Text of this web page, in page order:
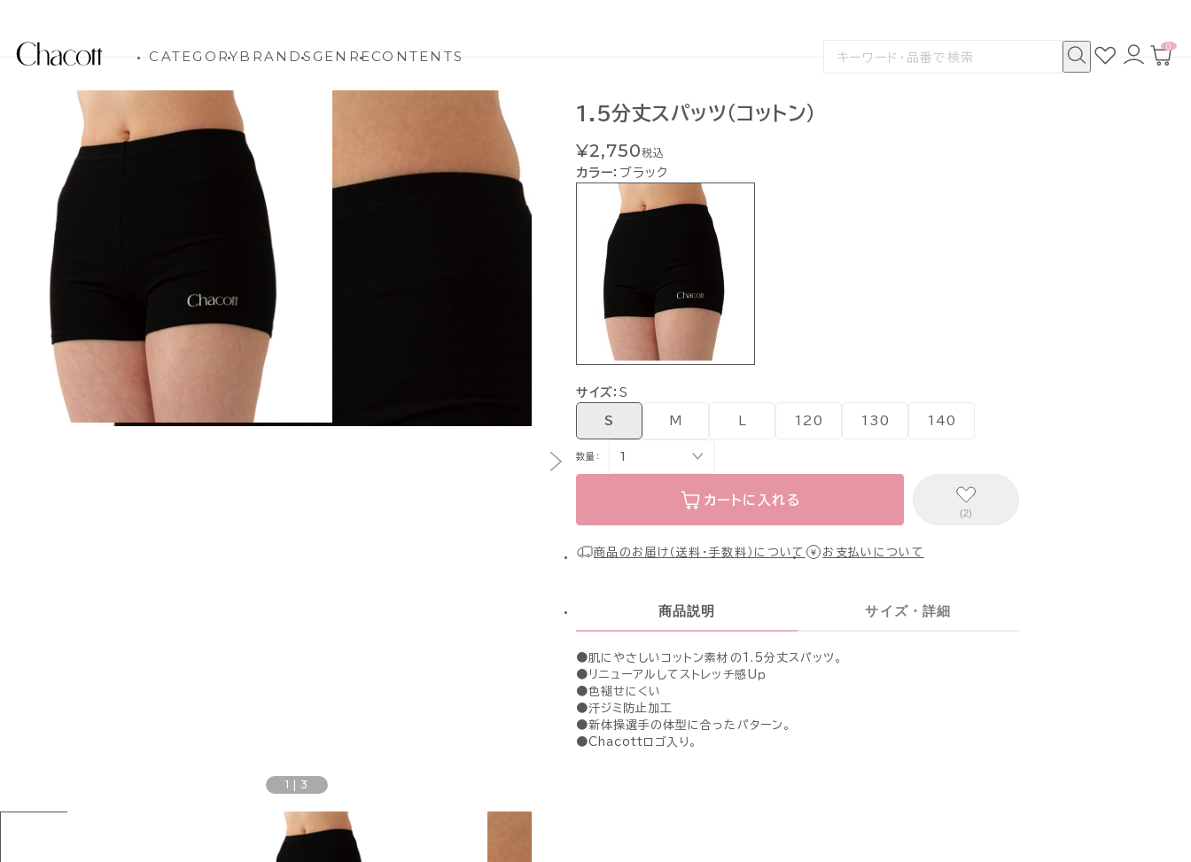
CATEGORYBRANDSGENRECONTENTS
検
お
気
ロ
グ
カ
0
1 3
1.5分丈スパッツ（コットン）
¥2,750税込
カラー： ブラック
サイズ：S
S M 120 130 140
数量：
カートに入れる
(2)
商品のお届け（送料・手数料）について お支払いについて
商品説明 サイズ・詳細
●肌にやさしいコットン素材の1.5分丈スパッツ。
●リニューアルしてストレッチ感Uｐ
●色褪せにくい
●汗ジミ防止加工
●新体操選手の体型に合ったパターン。
●Chacottロゴ入り。